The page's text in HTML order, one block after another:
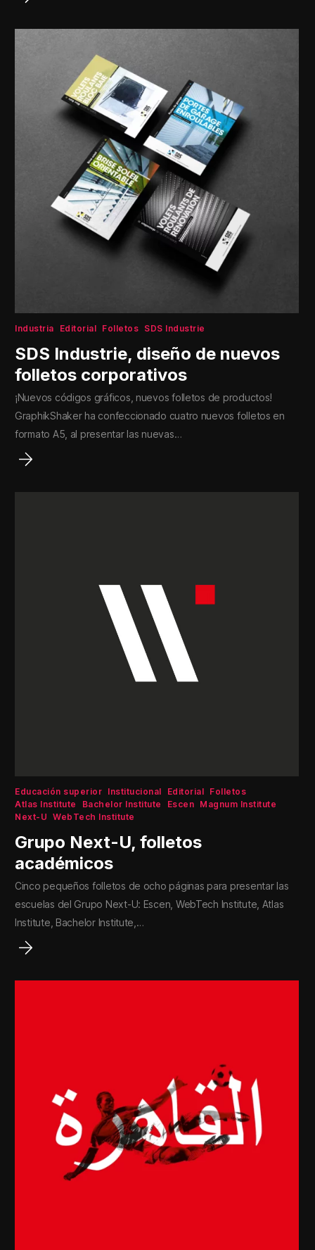
Industria Editorial Folletos SDS Industrie
SDS Industrie, diseño de nuevos
folletos corporativos
¡Nuevos códigos gráficos, nuevos folletos de productos!
GraphikShaker ha confeccionado cuatro nuevos folletos en
formato A5, al presentar las nuevas…
Educación superior Institucional Editorial Folletos
Atlas Institute
Bachelor Institute Escen Magnum Institute
Next-U WebTech Institute
Grupo Next-U, folletos
académicos
Cinco pequeños folletos de ocho páginas para presentar las
escuelas del Grupo Next-U: Escen, WebTech Institute, Atlas
Institute, Bachelor Institute,…